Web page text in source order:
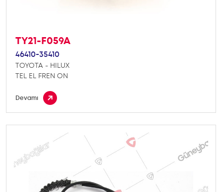
TY21-F059A
46410-35410
TOYOTA - HILUX
TEL EL FREN ON
Devamı